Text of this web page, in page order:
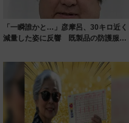
「一瞬誰かと…」彦摩呂、30キロ近く
減量した姿に反響 既製品の防護服が